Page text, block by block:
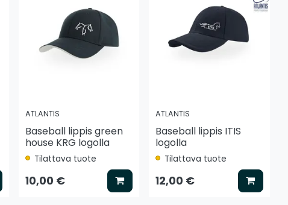
Valitse vaihtoehto
ATLANTIS
Baseball lippis green
house KRG logolla
Tilattava tuote
10,00 € Lisää koriin
ATLANTIS
Baseball lippis ITIS
logolla
Tilattava tuote
12,00 € Lisää